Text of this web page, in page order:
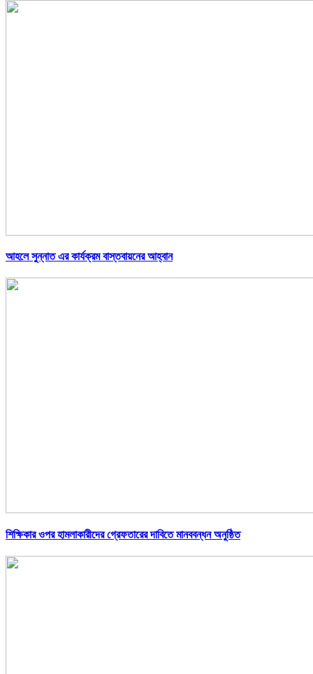
আহলে সুন্নাত এর কার্যক্রম বাস্তবায়নের আহ্বান
শিক্ষিকার ওপর হামলাকারীদের গ্রেফতারের দাবিতে মানববন্ধন অনুষ্ঠিত